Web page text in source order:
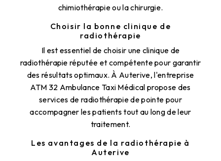
chimiothérapie ou la chirurgie.
Choisir la bonne clinique de
radiothérapie
Il est essentiel de choisir une clinique de
radiothérapie réputée et compétente pour garantir
des résultats optimaux. À Auterive, l'entreprise
ATM 32 Ambulance Taxi Médical propose des
services de radiothérapie de pointe pour
accompagner les patients tout au long de leur
traitement.
Les avantages de la radiothérapie à
Auterive